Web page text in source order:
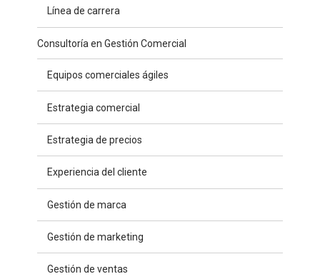
Línea de carrera
Consultoría en Gestión Comercial
Equipos comerciales ágiles
Estrategia comercial
Estrategia de precios
Experiencia del cliente
Gestión de marca
Gestión de marketing
Gestión de ventas